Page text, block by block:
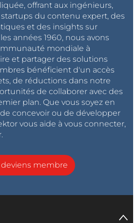
offrant aux ingénieurs,
du contenu expert, des
et des insights sur
années 1960, nous avons
mondiale à
et partager des solutions
bénéficient d'un accès
de réductions dans notre
de collaborer avec des
plan. Que vous soyez en
concevoir ou de développer
vous aide à vous connecter,
deviens membre